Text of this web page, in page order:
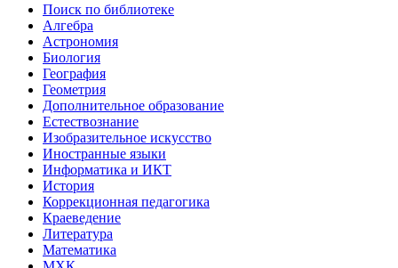
Поиск по библиотеке
Алгебра
Астрономия
Биология
География
Геометрия
Дополнительное образование
Естествознание
Изобразительное искусство
Иностранные языки
Информатика и ИКТ
История
Коррекционная педагогика
Краеведение
Литература
Математика